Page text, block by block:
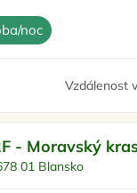
noc
Vzdálenost
- Moravský
01 Blansko